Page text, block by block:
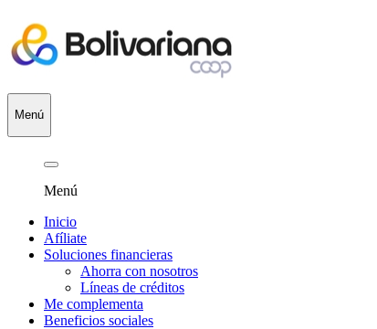
Menú
Menú
Inicio
Afíliate
Soluciones financieras
Ahorra con nosotros
Líneas de créditos
Me complementa
Beneficios sociales